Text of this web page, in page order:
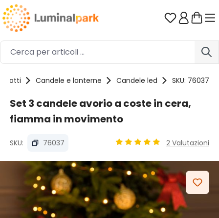
Passa al contenuto principale Hai 0
Candele e lanterne Candele led SKU: 76037
Set 3 candele avorio a coste in cera,
fiamma in movimento
SKU: 76037 2 Valutazioni
Salta la galleria di immagini